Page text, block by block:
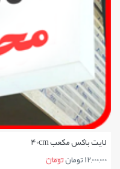
لایت باکس مکعب 40cm
12,000,000 تومان
تومان